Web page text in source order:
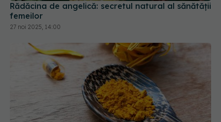
Rădăcina de angelică: secretul natural al sănătății
femeilor
27 noi 2025, 14:00